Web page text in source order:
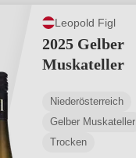
Leopold Figl
2025 Gelber
Muskateller
Niederösterreich
Gelber Muskateller
Trocken